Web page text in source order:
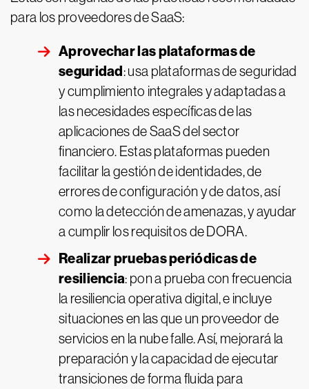
para los proveedores de SaaS:
Aprovechar las plataformas de
seguridad: usa plataformas de seguridad
y cumplimiento integrales y adaptadas a
las necesidades específicas de las
aplicaciones de SaaS del sector
financiero. Estas plataformas pueden
facilitar la gestión de identidades, de
errores de configuración y de datos, así
como la detección de amenazas, y ayudar
a cumplir los requisitos de DORA.
Realizar pruebas periódicas de
resiliencia: pon a prueba con frecuencia
la resiliencia operativa digital, e incluye
situaciones en las que un proveedor de
servicios en la nube falle. Así, mejorará la
preparación y la capacidad de ejecutar
transiciones de forma fluida para